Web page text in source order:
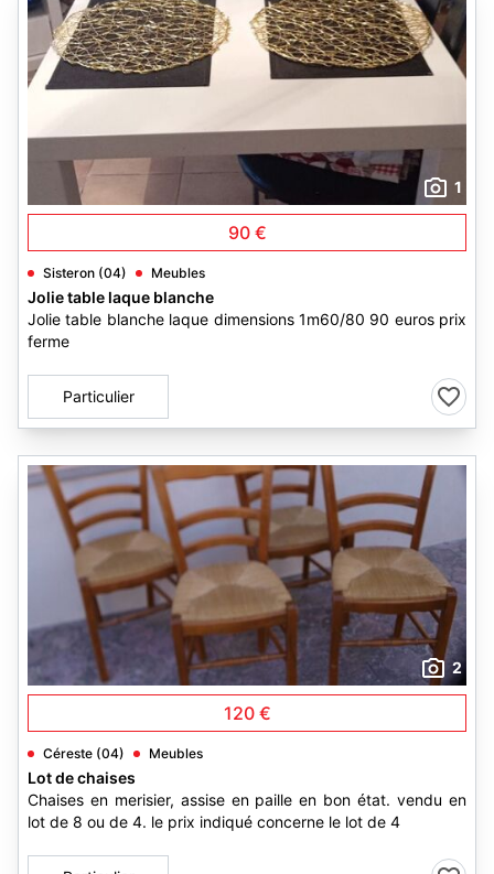
1
90 €
Sisteron (04) Meubles
Jolie table laque blanche
Jolie table blanche laque dimensions 1m60/80 90 euros prix
ferme
Particulier
2
120 €
Céreste (04) Meubles
Lot de chaises
Chaises en merisier, assise en paille en bon état. vendu en
lot de 8 ou de 4. le prix indiqué concerne le lot de 4